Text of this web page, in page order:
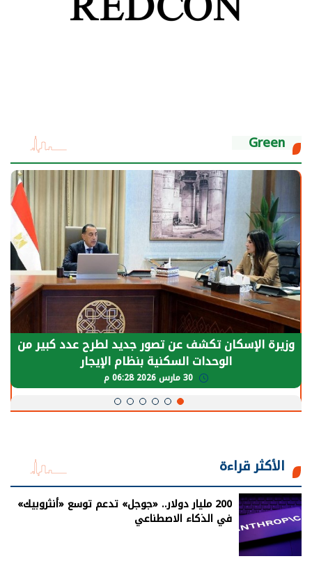
Green
الرئيس السيسي: توقف الأنشطة في قطاع الطاقة
يحتاج إلى سنوات لعودة معدلات الإنتاج الطبيعية
الأكثر قراءة
200 مليار دولار.. «جوجل» تدعم توسع «أنثروبيك»
في الذكاء الاصطناعي